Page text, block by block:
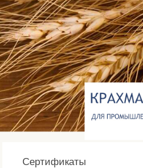
Сертификаты